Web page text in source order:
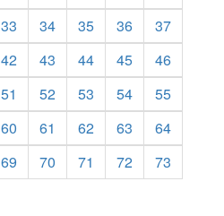
33 34 35 36
37
42 43 44 45
46
51 52 53 54
55
60 61 62 63
64
69 70 71 72
73